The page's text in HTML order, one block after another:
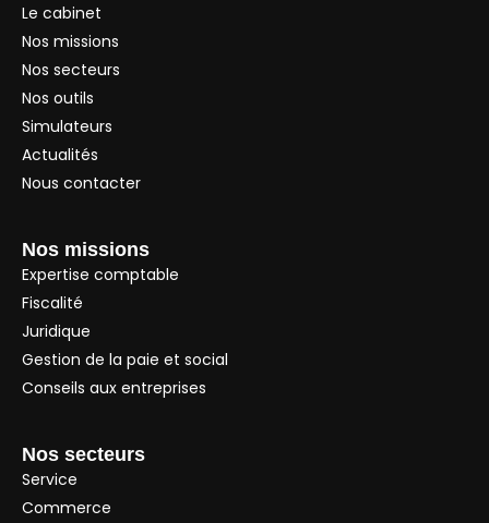
Le cabinet
Nos missions
Nos secteurs
Nos outils
Simulateurs
Actualités
Nous contacter
Nos missions
Expertise comptable
Fiscalité
Juridique
Gestion de la paie et social
Conseils aux entreprises
Nos secteurs
Service
Commerce